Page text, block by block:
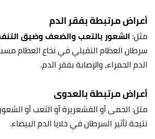
أعراض مرتبطة بفقر الدم
مثل: الشعور بالتعب والضعف وضيق
سرطان العظام النقيلي في نخاع العظام
الدم الحمراء، والإصابة بفقر الدم.
أعراض مرتبطة بالعدوى
مثل: الحمى أو القشعريرة أو التعب أو
نتيجة تأثير السرطان في خلايا الدم البيضاء.